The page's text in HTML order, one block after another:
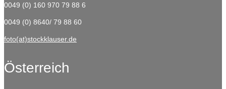
0049 (0) 160 970 79 88 6
0049 (0) 8640/ 79 88 60
foto(at)stockklauser.de
Österreich